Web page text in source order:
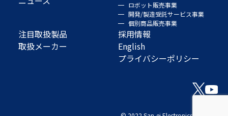
ロボット販売事業
開発/製造受託サービス事業
個別商品販売事業
注目取扱製品
取扱メーカー
採用情報
English
プライバシーポリシー